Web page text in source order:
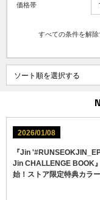
価格帯
すべての条件を解除
2026/01/08
『Jin
Jin CHALLENGE BOOK
始！ストア限定特典カラ